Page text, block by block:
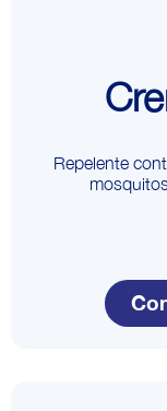
Repelente